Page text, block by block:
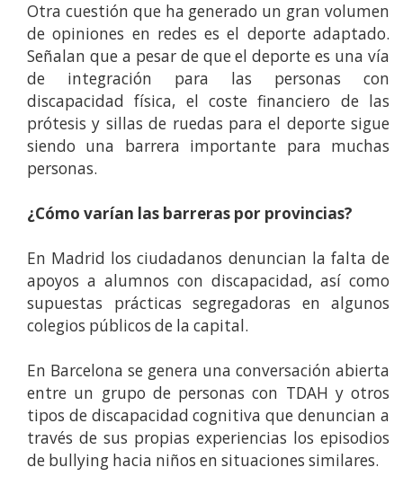
Otra cuestión que ha generado un gran volumen
de opiniones en redes es el deporte adaptado.
Señalan que a pesar de que el deporte es una vía
de integración para las personas con
discapacidad física, el coste financiero de las
prótesis y sillas de ruedas para el deporte sigue
siendo una barrera importante para muchas
personas.
¿Cómo varían las barreras por provincias?
En Madrid los ciudadanos denuncian la falta de
apoyos a alumnos con discapacidad, así como
supuestas prácticas segregadoras en algunos
colegios públicos de la capital.
En Barcelona se genera una conversación abierta
entre un grupo de personas con TDAH y otros
tipos de discapacidad cognitiva que denuncian a
través de sus propias experiencias los episodios
de bullying hacia niños en situaciones similares.